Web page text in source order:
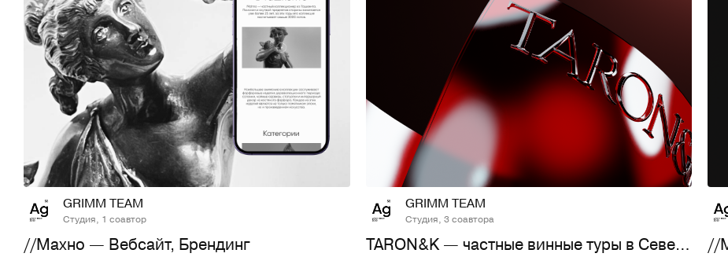
GRIMM TEAM
Студия, 1 соавтор
//Махно — Вебсайт, Брендинг
85 1,2K
GRIMM TEAM
Студия, 3 соавтора
TARON&K — частные винные туры в Северной Калифорнии